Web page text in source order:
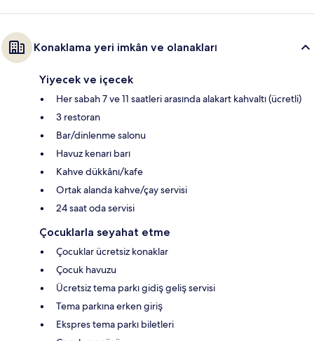
Konaklama yeri imkân ve olanakları
Yiyecek ve içecek
Her sabah 7 ve 11 saatleri arasında alakart kahvaltı (ücretli)
3 restoran
Bar/dinlenme salonu
Havuz kenarı barı
Kahve dükkânı/kafe
Ortak alanda kahve/çay servisi
24 saat oda servisi
Çocuklarla seyahat etme
Çocuklar ücretsiz konaklar
Çocuk havuzu
Ücretsiz tema parkı gidiş geliş servisi
Tema parkına erken giriş
Ekspres tema parkı biletleri